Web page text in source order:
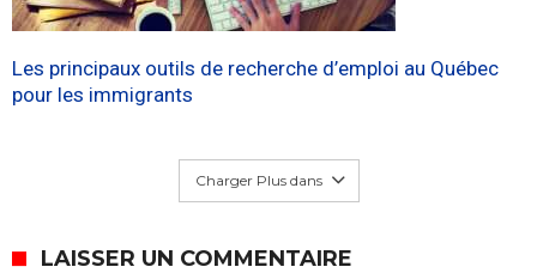
Les principaux outils de recherche d’emploi au Québec
pour les immigrants
Charger Plus dans
LAISSER UN COMMENTAIRE